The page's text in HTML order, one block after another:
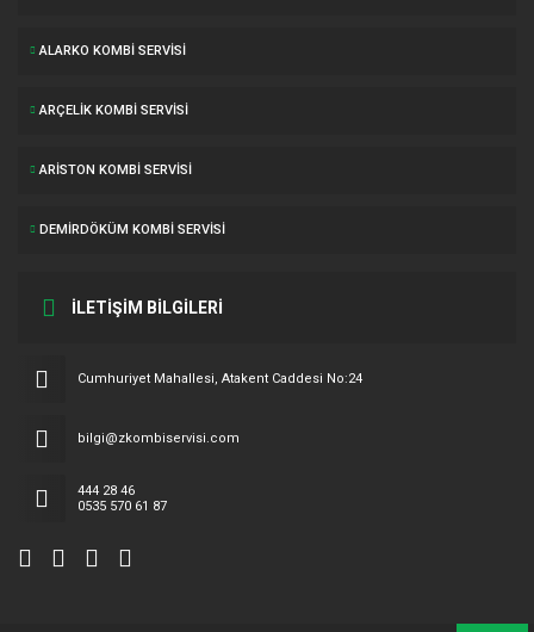
ALARKO KOMBI SERVISI
ARÇELIK KOMBI SERVISI
ARISTON KOMBI SERVISI
DEMIRDÖKÜM KOMBI SERVISI
İLETİŞİM BİLGİLERİ
Cumhuriyet Mahallesi, Atakent Caddesi No:24
bilgi@zkombiservisi.com
444 28 46
0535 570 61 87